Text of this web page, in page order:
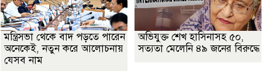
মন্ত্রিসভা থেকে বাদ পড়তে পারেন
অনেকেই, নতুন করে আলোচনায়
যেসব নাম
অভিযুক্ত শেখ হাসিনাসহ ৫০,
সত্যতা মেলেনি ৪৯ জনের বিরুদ্ধে